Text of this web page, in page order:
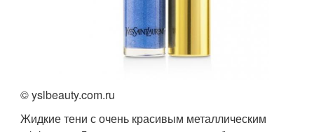
© yslbeauty.com.ru
Жидкие тени с очень красивым металлическим